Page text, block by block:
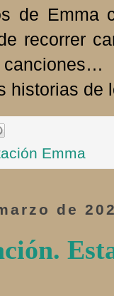
de Emma
recorrer
las
historias de
Emma
de